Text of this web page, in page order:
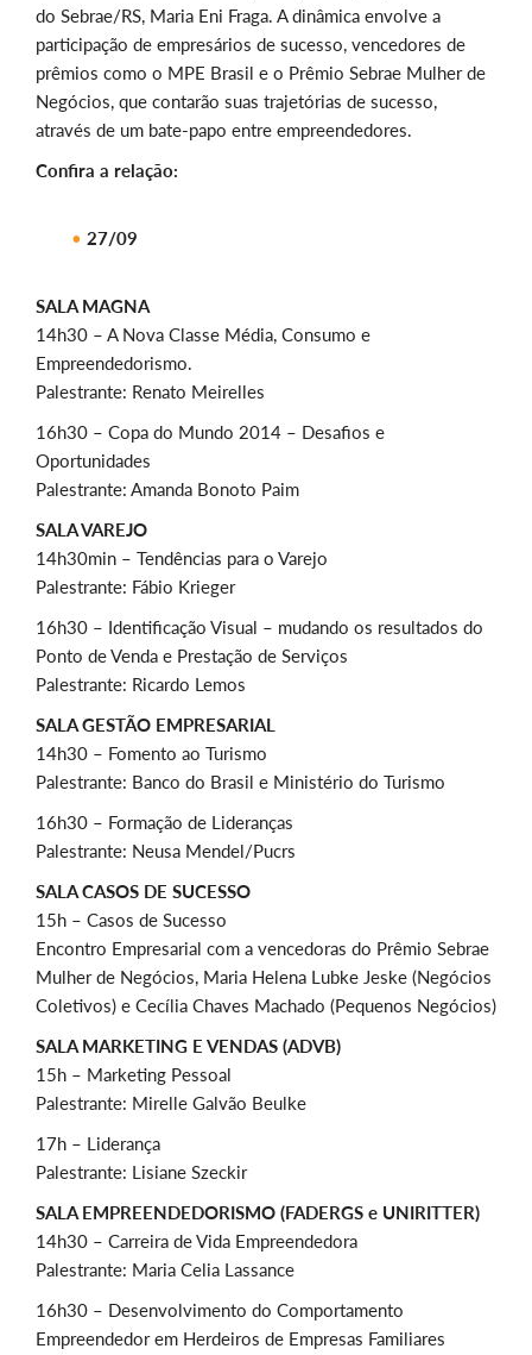
do Sebrae/RS, Maria Eni Fraga. A dinâmica envolve a
participação de empresários de sucesso, vencedores de
prêmios como o MPE Brasil e o Prêmio Sebrae Mulher de
Negócios, que contarão suas trajetórias de sucesso,
através de um bate-papo entre empreendedores.
Confira a relação:
27/09
SALA MAGNA
14h30 – A Nova Classe Média, Consumo e
Empreendedorismo.
Palestrante: Renato Meirelles
16h30 – Copa do Mundo 2014 – Desafios e
Oportunidades
Palestrante: Amanda Bonoto Paim
SALA VAREJO
14h30min – Tendências para o Varejo
Palestrante: Fábio Krieger
16h30 – Identificação Visual – mudando os resultados do
Ponto de Venda e Prestação de Serviços
Palestrante: Ricardo Lemos
SALA GESTÃO EMPRESARIAL
14h30 – Fomento ao Turismo
Palestrante: Banco do Brasil e Ministério do Turismo
16h30 – Formação de Lideranças
Palestrante: Neusa Mendel/Pucrs
SALA CASOS DE SUCESSO
15h – Casos de Sucesso
Encontro Empresarial com a vencedoras do Prêmio Sebrae
Mulher de Negócios, Maria Helena Lubke Jeske (Negócios
Coletivos) e Cecília Chaves Machado (Pequenos Negócios)
SALA MARKETING E VENDAS (ADVB)
15h – Marketing Pessoal
Palestrante: Mirelle Galvão Beulke
17h – Liderança
Palestrante: Lisiane Szeckir
SALA EMPREENDEDORISMO (FADERGS e UNIRITTER)
14h30 – Carreira de Vida Empreendedora
Palestrante: Maria Celia Lassance
16h30 – Desenvolvimento do Comportamento
Empreendedor em Herdeiros de Empresas Familiares